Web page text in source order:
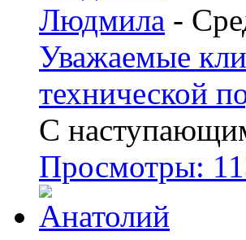
Людмила -
Уважаемые
технической
С
Просмотры: